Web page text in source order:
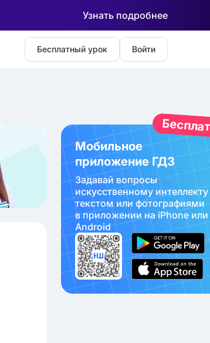
Узнать подробнее
Бесплатный урок Войти
Мобильное
приложение ГДЗ
Задавай вопросы
искуcственному интеллекту
текстом или фотографиями
в приложении на iPhone или
Android